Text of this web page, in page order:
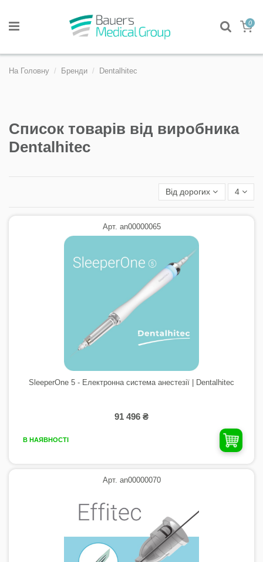
0
На Головну Бренди Dentalhitec
Список товарів від виробника
Dentalhitec
Від дорогих 4
Арт. an00000065
SleeperOne 5 - Електронна система анестезії | Dentalhitec
91 496 ₴
В НАЯВНОСТІ
Арт. an00000070